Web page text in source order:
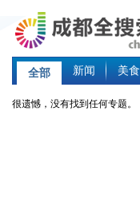
全部 新闻 美食
很遗憾，没有找到任何专题。